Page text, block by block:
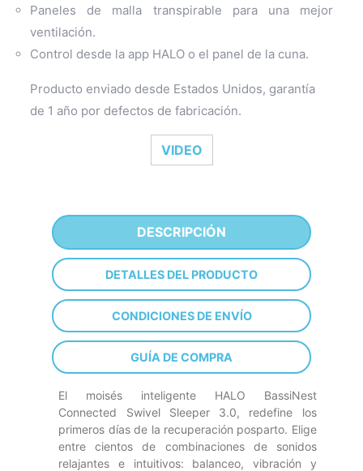
Paneles de malla transpirable para una mejor
ventilación.
Control desde la app HALO o el panel de la cuna.
Producto enviado desde Estados Unidos, garantía
de 1 año por defectos de fabricación.
VIDEO
DESCRIPCIÓN
DETALLES DEL PRODUCTO
CONDICIONES DE ENVÍO
GUÍA DE COMPRA
El moisés inteligente HALO BassiNest
Connected Swivel Sleeper 3.0, redefine los
primeros días de la recuperación posparto. Elige
entre cientos de combinaciones de sonidos
relajantes e intuitivos: balanceo, vibración y